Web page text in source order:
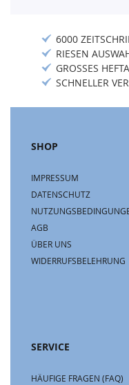
6000
RIESEN
GROSSES
SCHNELLER
SHOP
IMPRESSUM
DATENSCHUTZ
AGB
ÜBER UNS
WIDERRUFSBELEHRUNG
SERVICE
HÄUFIGE FRAGEN (FAQ)